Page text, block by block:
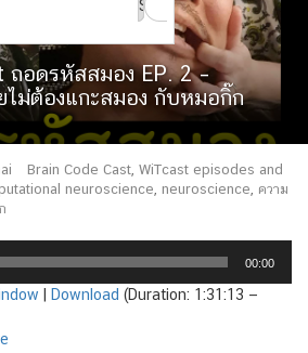
for:
ถอดรหัสสมอง EP. 2 –
ม่ต้องแกะสมอง กับหมอกิ๊ก
Brain Code Cast, WiTcast episodes and
neuroscience, neuroscience, ความ
00:00
Download (Duration: 1:31:13 —